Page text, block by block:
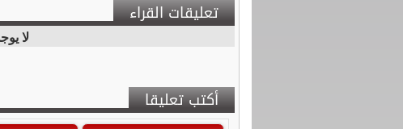
تعليقات القراء
لا
أكتب تعليقا